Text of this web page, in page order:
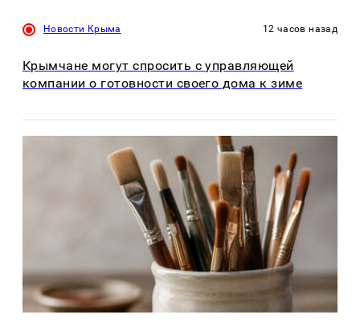
Новости Крыма 12 часов назад
Крымчане могут спросить с управляющей
компании о готовности своего дома к зиме